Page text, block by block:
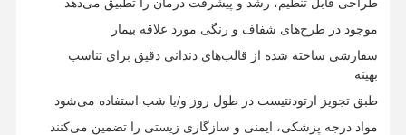
موجود در طرح‌های شفاف و رنگی مورد علاقه بیمار
سفارشی ساخته شده از قالب‌های دندانی دقیق برای تناسب
بهینه
طبق تجویز ارتودنتیست در طول روز و/یا شب استفاده می‌شود
مواد درجه پزشکی، ایمنی و سازگاری زیستی را تضمین می‌کنند